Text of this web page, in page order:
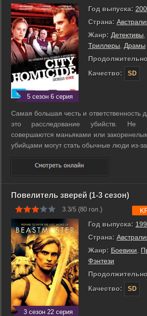
5 сезон 6 серия
Год выпуска:
Страна:
Жанр: Детективы,
Триллеры, Драмы
Качество:
SD
Самая большая честь и ответственность
это расследование убийств. Не
совершаются маньяками или
убийцами могут стать обычные люди из-за
желания отомстить... Эта драма
расследовании мотивов, которые движут
почему они идут на это и о том, ...
Повелитель зверей (1-3 сезон)
3.3/5 (80 гол.)
3 сезон 22 серия
Год выпуска:
Страна:
Жанр: Боевики,
Фэнтези
Качество:
SD